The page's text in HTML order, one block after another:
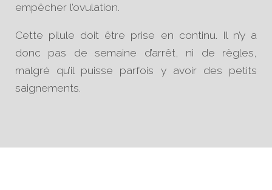
empêcher l’ovulation.
Cette pilule doit être prise en continu. Il n’y a
donc pas de semaine d’arrêt, ni de règles,
malgré qu’il puisse parfois y avoir des petits
saignements.